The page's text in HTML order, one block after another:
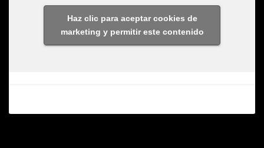
Haz clic para aceptar cookies de
marketing y permitir este contenido